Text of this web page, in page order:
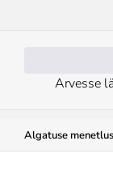
Arvesse
Algatuse